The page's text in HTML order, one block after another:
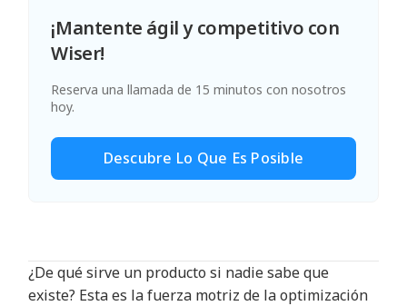
¡Mantente ágil y competitivo con
Wiser!
Reserva una llamada de 15 minutos con nosotros
hoy.
Descubre Lo Que Es Posible
¿De qué sirve un producto si nadie sabe que
existe? Esta es la fuerza motriz de la optimización